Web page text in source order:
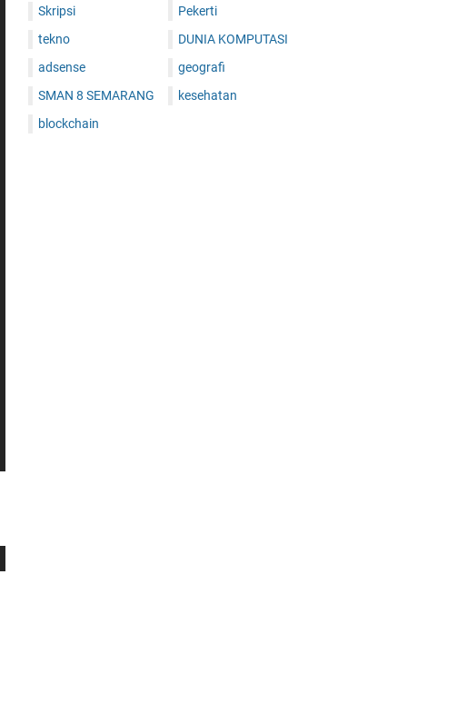
Skripsi
tekno
adsense
SMAN 8 SEMARANG
blockchain
Pekerti
DUNIA KOMPUTASI
geografi
kesehatan